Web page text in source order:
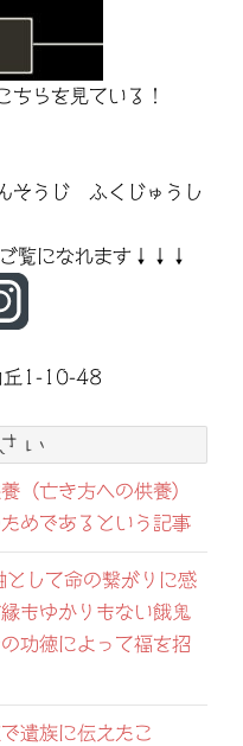
ちらを見ている！
そうじ ふくじゅうし
ご覧になれます↓↓↓
丘1-10-48
い
（亡き方への供養）
めであるという記事
として命の繋がりに感
もゆかりもない餓鬼
功徳によって福を招
遺族に伝えたこ